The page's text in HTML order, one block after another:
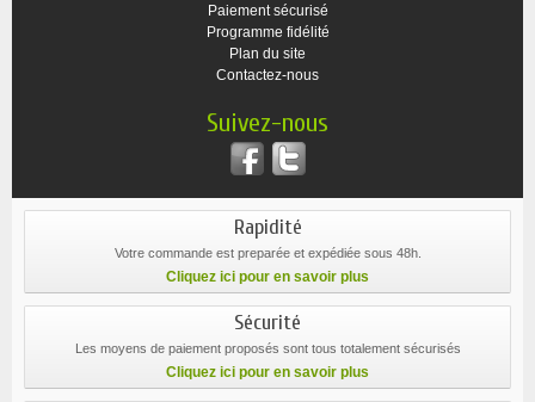
Paiement sécurisé
Programme fidélité
Plan du site
Contactez-nous
Suivez-nous
Rapidité
Votre commande est preparée et expédiée sous 48h.
Cliquez ici pour en savoir plus
Sécurité
Les moyens de paiement proposés sont tous totalement sécurisés
Cliquez ici pour en savoir plus